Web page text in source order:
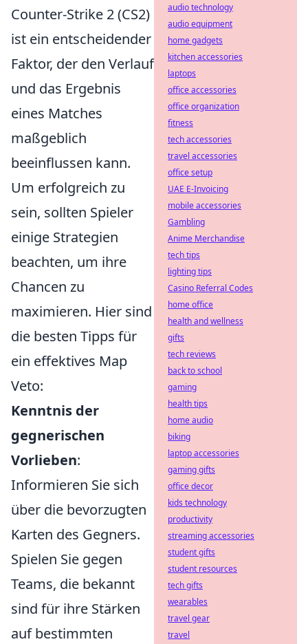
Counter-Strike 2 (CS2)
ist ein entscheidender
Faktor, der den Verlauf
und das Ergebnis
eines Matches
maßgeblich
beeinflussen kann.
Um erfolgreich zu
sein, sollten Spieler
einige Strategien
beachten, um ihre
Chancen zu
maximieren. Hier sind
die besten Tipps für
ein effektives Map
Veto:
Kenntnis der
gegnerischen
Vorlieben:
Informieren Sie sich
über die bevorzugten
Karten des Gegners.
Spielen Sie gegen
Teams, die bekannt
sind für ihre Stärken
auf bestimmten
audio technology
audio equipment
home gadgets
kitchen accessories
laptops
office accessories
office organization
fitness
tech accessories
travel accessories
office setup
UAE E-Invoicing
mobile accessories
Gambling
Anime Merchandise
tech tips
lighting tips
Casino Referral Codes
home office
health and wellness
gifts
tech reviews
back to school
gaming
health tips
home audio
biking
laptop accessories
gaming gifts
office decor
kids technology
productivity
streaming accessories
student gifts
student resources
tech gifts
wearables
travel gear
travel